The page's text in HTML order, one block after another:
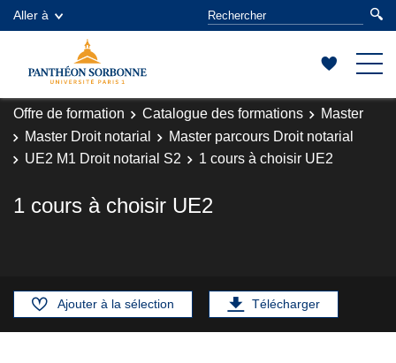
Aller à
Offre de formation Catalogue des formations
Master
Master Droit notarial
Master parcours Droit notarial
UE2 M1 Droit notarial S2
1 cours à choisir UE2
1 cours à choisir UE2
Ajouter à la sélection Télécharger